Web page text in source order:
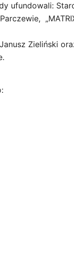
ufundowali:
Zieliński